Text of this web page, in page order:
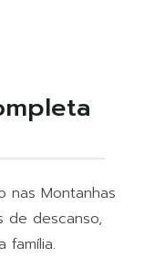
nas Montanhas
de descanso,
família.